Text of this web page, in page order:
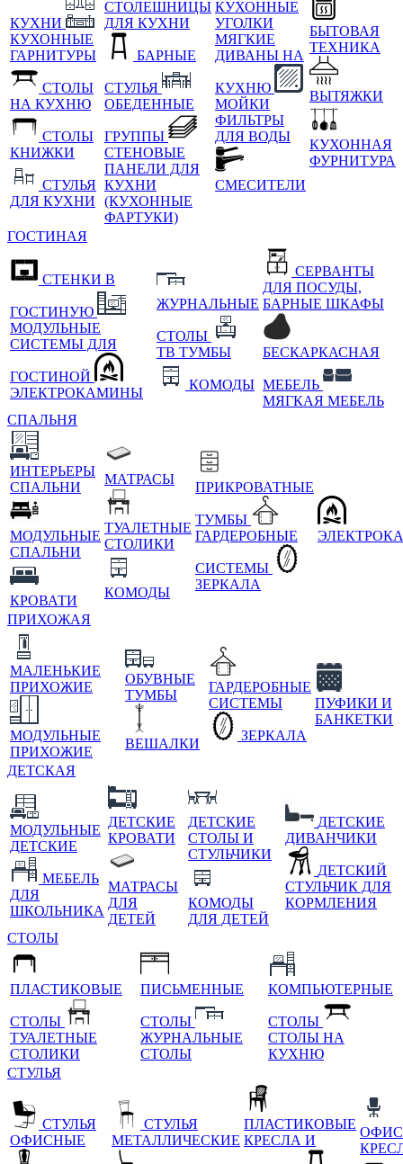
КУХНИ
КУХОННЫЕ
ГАРНИТУРЫ
СТОЛЫ
НА КУХНЮ
СТОЛЫ
КНИЖКИ
СТУЛЬЯ
ДЛЯ КУХНИ
СТОЛЕШНИЦЫ
ДЛЯ КУХНИ
БАРНЫЕ
СТУЛЬЯ
ОБЕДЕННЫЕ
ГРУППЫ
СТЕНОВЫЕ
ПАНЕЛИ ДЛЯ
КУХНИ
(КУХОННЫЕ
ФАРТУКИ)
КУХОННЫЕ
УГОЛКИ
МЯГКИЕ
ДИВАНЫ НА
КУХНЮ
МОЙКИ
ФИЛЬТРЫ
ДЛЯ ВОДЫ
СМЕСИТЕЛИ
БЫТОВАЯ
ТЕХНИКА
ВЫТЯЖКИ
КУХОННАЯ
ФУРНИТУРА
ГОСТИНАЯ
СТЕНКИ В
ГОСТИНУЮ
МОДУЛЬНЫЕ
СИСТЕМЫ ДЛЯ
ГОСТИНОЙ
ЭЛЕКТРОКАМИНЫ
ЖУРНАЛЬНЫЕ
СТОЛЫ
ТВ ТУМБЫ
КОМОДЫ
СЕРВАНТЫ
ДЛЯ ПОСУДЫ,
БАРНЫЕ ШКАФЫ
БЕСКАРКАСНАЯ
МЕБЕЛЬ
МЯГКАЯ МЕБЕЛЬ
СПАЛЬНЯ
ИНТЕРЬЕРЫ
СПАЛЬНИ
МОДУЛЬНЫЕ
СПАЛЬНИ
КРОВАТИ
МАТРАСЫ
ТУАЛЕТНЫЕ
СТОЛИКИ
КОМОДЫ
ПРИКРОВАТНЫЕ
ТУМБЫ
ГАРДЕРОБНЫЕ
СИСТЕМЫ
ЗЕРКАЛА
ПРИХОЖАЯ
МАЛЕНЬКИЕ
ПРИХОЖИЕ
МОДУЛЬНЫЕ
ПРИХОЖИЕ
ОБУВНЫЕ
ТУМБЫ
ВЕШАЛКИ
ГАРДЕРОБНЫЕ
СИСТЕМЫ
ЗЕРКАЛА
ПУФИКИ И
БАНКЕТКИ
ДЕТСКАЯ
МОДУЛЬНЫЕ
ДЕТСКИЕ
МЕБЕЛЬ
ДЛЯ
ШКОЛЬНИКА
ДЕТСКИЕ
КРОВАТИ
МАТРАСЫ
ДЛЯ
ДЕТЕЙ
ДЕТСКИЕ
СТОЛЫ И
СТУЛЬЧИКИ
КОМОДЫ
ДЛЯ ДЕТЕЙ
ДЕТСКИЕ
ДИВАНЧИКИ
ДЕТСКИЙ
СТУЛЬЧИК ДЛЯ
КОРМЛЕНИЯ
СТОЛЫ
ПЛАСТИКОВЫЕ
СТОЛЫ
ТУАЛЕТНЫЕ
СТОЛИКИ
ПИСЬМЕННЫЕ
СТОЛЫ
ЖУРНАЛЬНЫЕ
СТОЛЫ
КОМПЬЮТЕРНЫЕ
СТОЛЫ
СТОЛЫ НА
КУХНЮ
СТУЛЬЯ
СТУЛЬЯ
ОФИСНЫЕ
СТУЛЬЯ
МЕТАЛЛИЧЕСКИЕ
ПЛАСТИКОВЫЕ
КРЕСЛА И